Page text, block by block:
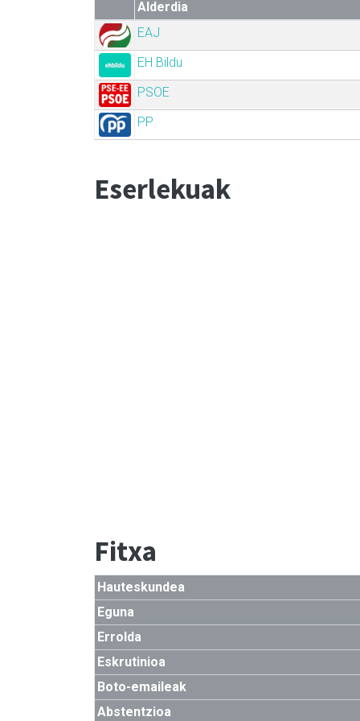
Alderdia
EAJ
EH Bildu
PSOE
PP
Eserlekuak
Fitxa
Hauteskundea
Eguna
Errolda
Eskrutinioa
Boto-emaileak
Abstentzioa